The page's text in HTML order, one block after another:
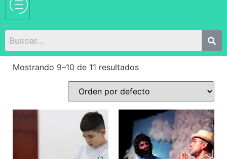
Mostrando 9–10 de 11 resultados